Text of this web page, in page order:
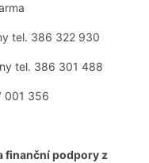
tel. 386 322 930
tel. 386 301 488
001 356
finanční podpory z